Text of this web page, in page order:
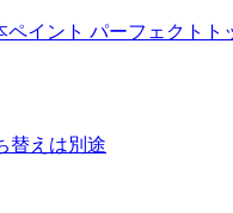
ペイント パーフェクトト
替えは別途